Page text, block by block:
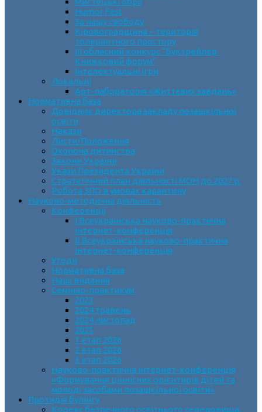
Humor Fest
За нашу свободу
Кіровоградщина – територія
толерантного простору
ІII обласний конкурс “Буктрейлер.
Книжковий форум”
Інтелектуальні ігри
Локальні
Арт-лабораторія «Життєвих завдань»
Нормативна база
Довідник директора закладу позашкільної
освіти
Накази
Листи/Положення
Охорона дитинства
Закони України
Укази Президента України
Стратегічний план діяльності МОН до 2027 р.
Робота ЗПО в умовах карантину
Науково-методична діяльність
Конференції
І Всеукраїнська науково-практична
інтернет-конференція
ІІ Всеукраїнська науково-практична
інтернет-конференція
Угоди
Нормативна база
Наші видання
Семінар-практикум
2023
2024 травень
2024 листопад
2025
1 етап 2026
2 етап 2026
3 етап 2026
Науково-практична інтернет-конференція
«Формування ціннісних орієнтирів дітей та
молоді засобами позашкільної освіти»
Протидія булінгу
Кодекс безпечного освітнього середовища.